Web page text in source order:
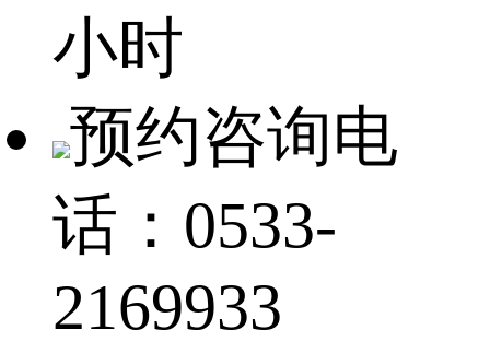
小时
预约咨询电
话：0533-
2169933